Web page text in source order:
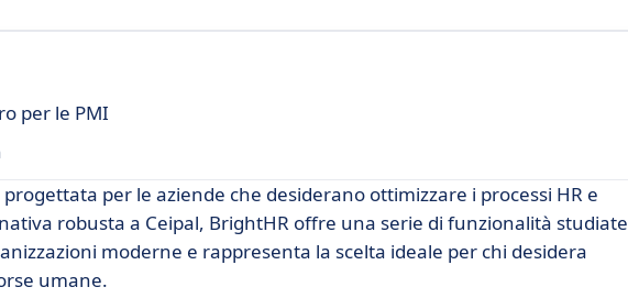
per le PMI
per le aziende che desiderano ottimizzare i processi HR e
robusta a Ceipal, BrightHR offre una serie di funzionalità studiate
moderne e rappresenta la scelta ideale per chi desidera
umane.